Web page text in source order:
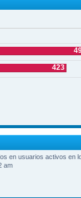
423
en usuarios activos en
am